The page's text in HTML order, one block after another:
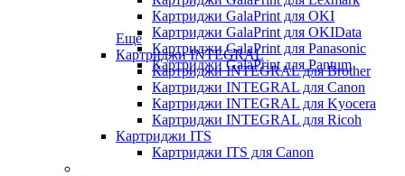
Картриджи GalaPrint для OKI
Картриджи GalaPrint для OKIData
Картриджи GalaPrint для Panasonic
Картриджи GalaPrint для Pantum
Еще
Картриджи INTEGRAL
Картриджи INTEGRAL для Brother
Картриджи INTEGRAL для Canon
Картриджи INTEGRAL для Kyocera
Картриджи INTEGRAL для Ricoh
Картриджи ITS
Картриджи ITS для Canon